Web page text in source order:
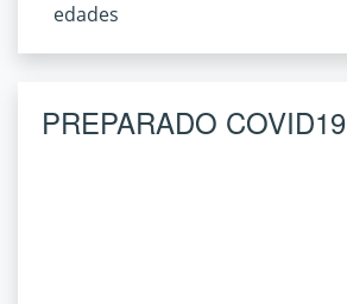
edades
PREPARADO COVID19